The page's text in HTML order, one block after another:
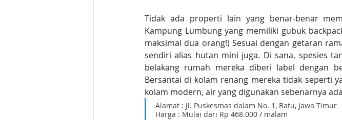
Tidak ada properti lain yang benar-benar
Kampung Lumbung yang memiliki gubuk
maksimal dua orang!) Sesuai dengan getaran
sendiri alias hutan mini juga. Di sana, spesies
belakang rumah mereka diberi label dengan
Bersantai di kolam renang mereka tidak seperti
kolam modern, air yang digunakan sebenarnya
Alamat : Jl. Puskesmas dalam No. 1, Batu, Jawa Timur
Harga : Mulai dari Rp 468.000 / malam